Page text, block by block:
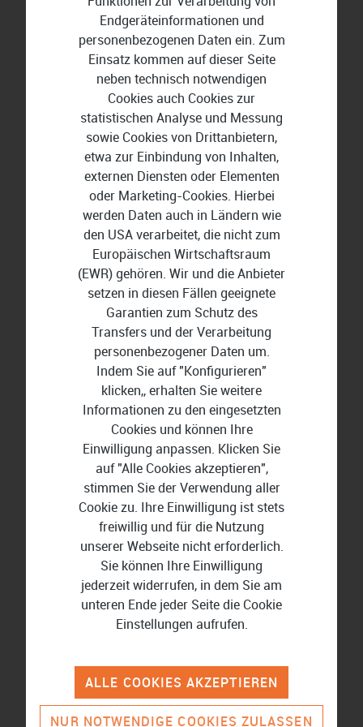
49,99 €74,32 €
Aiseesoft FoneLab - Android Data Recovery für
74,32 €
-36%
Aiseesoft FoneLab - iPhone Data Recovery für
Endgeräteinformationen und
personenbezogenen Daten ein. Zum
Einsatz kommen auf dieser Seite
neben technisch notwendigen
Cookies auch Cookies zur
statistischen Analyse und Messung
sowie Cookies von Drittanbietern,
etwa zur Einbindung von Inhalten,
externen Diensten oder Elementen
oder Marketing-Cookies. Hierbei
werden Daten auch in Ländern wie
den USA verarbeitet, die nicht zum
Europäischen Wirtschaftsraum
(EWR) gehören. Wir und die Anbieter
setzen in diesen Fällen geeignete
Garantien zum Schutz des
Transfers und der Verarbeitung
personenbezogener Daten um.
Indem Sie auf "Konfigurieren"
klicken,, erhalten Sie weitere
Informationen zu den eingesetzten
Cookies und können Ihre
Einwilligung anpassen. Klicken Sie
auf "Alle Cookies akzeptieren",
stimmen Sie der Verwendung aller
Cookie zu. Ihre Einwilligung ist stets
freiwillig und für die Nutzung
unserer Webseite nicht erforderlich.
Sie können Ihre Einwilligung
jederzeit widerrufen, in dem Sie am
unteren Ende jeder Seite die Cookie
Einstellungen aufrufen.
NUR NOTWENDIGE COOKIES ZULASSEN
ALLE COOKIES AKZEPTIEREN